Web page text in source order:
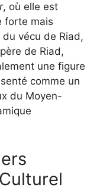
, où elle est
forte mais
vécu de Riad,
de Riad,
une figure
comme un
du Moyen-